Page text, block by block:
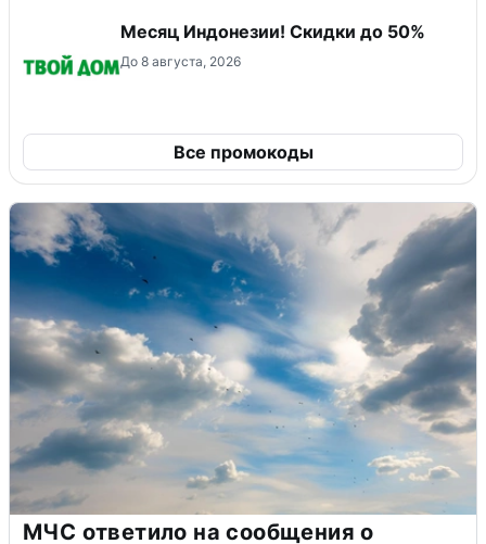
Месяц Индонезии! Скидки до 50%
До 8 августа, 2026
Все промокоды
МЧС ответило на сообщения о